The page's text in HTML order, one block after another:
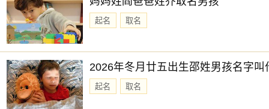
起名 取名
2026年冬月廿五出生邵姓男孩名字叫
起名 取名